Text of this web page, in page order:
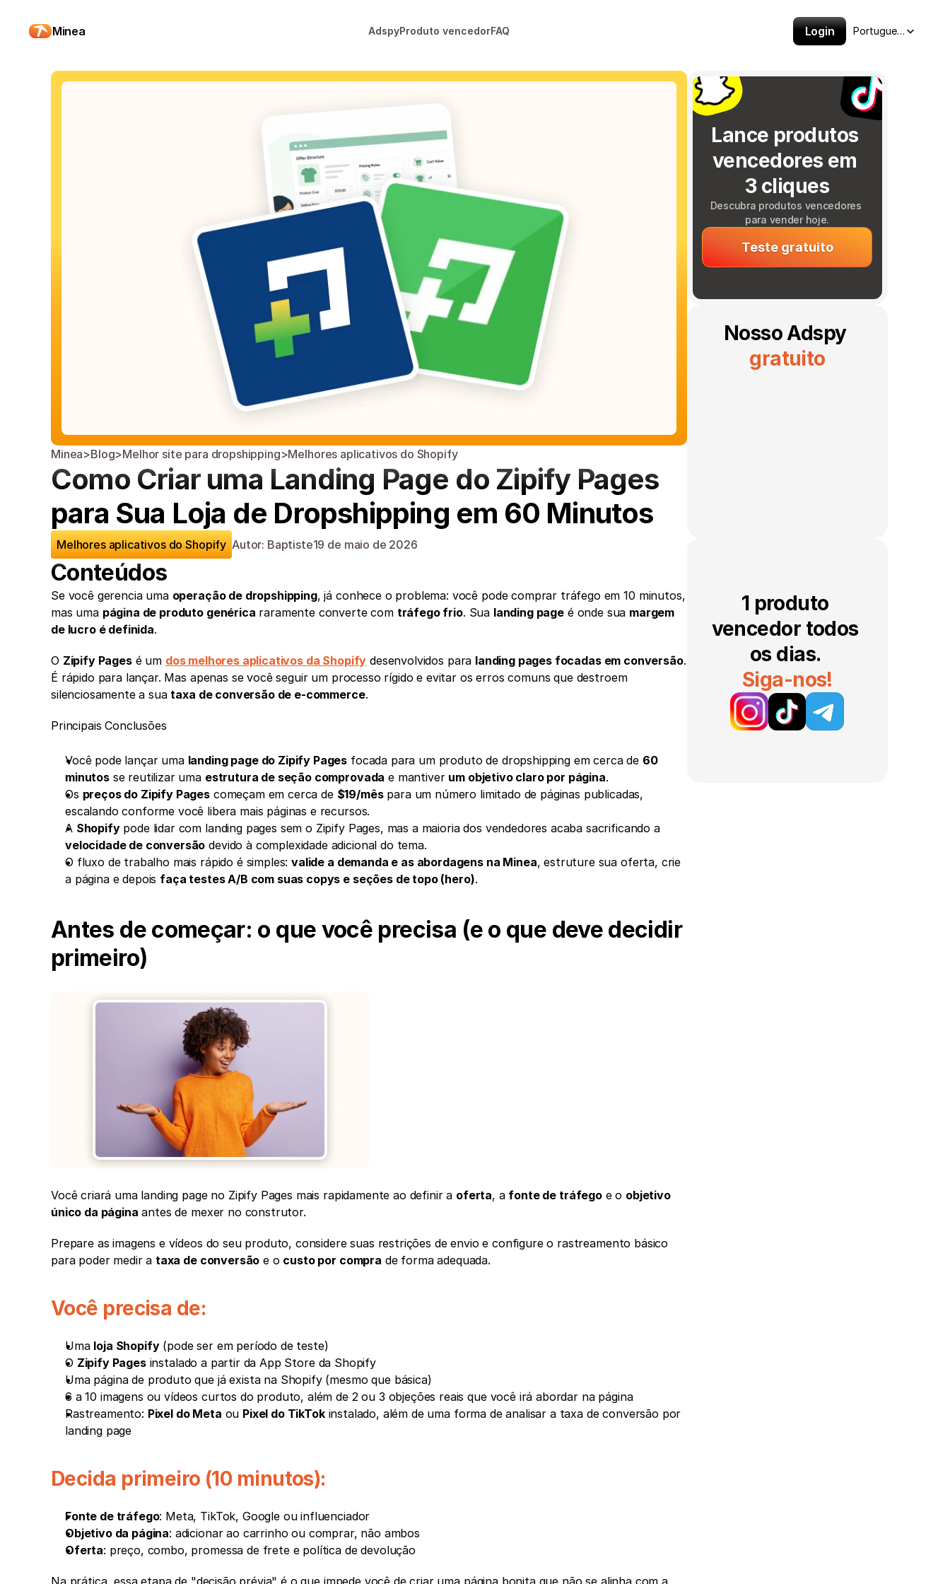
Minea AdspyProduto vencedorFAQ Login
Select Language
Portuguese (Brazil)
Minea>Blog>Melhor site para dropshipping>Melhores aplicativos do Shopify
Como Criar uma Landing Page do Zipify Pages
para Sua Loja de Dropshipping em 60 Minutos
Melhores aplicativos do Shopify Autor: Baptiste19 de maio de 2026
Conteúdos
Se você gerencia uma operação de dropshipping, já conhece o problema: você pode comprar tráfego em 10 minutos,
mas uma página de produto genérica raramente converte com tráfego frio. Sua landing page é onde sua margem
de lucro é definida.
O Zipify Pages é um dos melhores aplicativos da Shopify desenvolvidos para landing pages focadas em conversão.
É rápido para lançar. Mas apenas se você seguir um processo rígido e evitar os erros comuns que destroem
silenciosamente a sua taxa de conversão de e-commerce.
Principais Conclusões
Você pode lançar uma landing page do Zipify Pages focada para um produto de dropshipping em cerca de 60
minutos se reutilizar uma estrutura de seção comprovada e mantiver um objetivo claro por página.
Os preços do Zipify Pages começam em cerca de $19/mês para um número limitado de páginas publicadas,
escalando conforme você libera mais páginas e recursos.
A Shopify
pode lidar com landing pages sem o Zipify Pages, mas a maioria dos vendedores acaba sacrificando a
velocidade de conversão devido à complexidade adicional do tema.
O fluxo de trabalho mais rápido é simples: valide a demanda e as abordagens na Minea, estruture sua oferta, crie
a página e depois faça testes A/B com suas copys e seções de topo (hero).
Antes de começar: o que você precisa (e o que deve decidir
primeiro)
Você criará uma landing page no Zipify Pages mais rapidamente ao definir a oferta, a fonte de tráfego e o objetivo
único da página antes de mexer no construtor.
Prepare as imagens e vídeos do seu produto, considere suas restrições de envio e configure o rastreamento básico
para poder medir a taxa de conversão e o custo por compra de forma adequada.
Você precisa de:
Uma loja Shopify (pode ser em período de teste)
O Zipify Pages instalado a partir da App Store da Shopify
Uma página de produto que já exista na Shopify (mesmo que básica)
6 a 10 imagens ou vídeos curtos do produto, além de 2 ou 3 objeções reais que você irá abordar na página
Rastreamento: Pixel do Meta ou Pixel do TikTok instalado, além de uma forma de analisar a taxa de conversão por
landing page
Decida primeiro (10 minutos):
Fonte de tráfego: Meta, TikTok, Google ou influenciador
Objetivo da página: adicionar ao carrinho ou comprar, não ambos
Oferta: preço, combo, promessa de frete e política de devolução
Lance produtos
vencedores em
3 cliques
Descubra produtos vencedores
para vender hoje.
Teste gratuito
Nosso Adspy
gratuito
1 produto
vencedor todos
os dias.
Siga-nos!